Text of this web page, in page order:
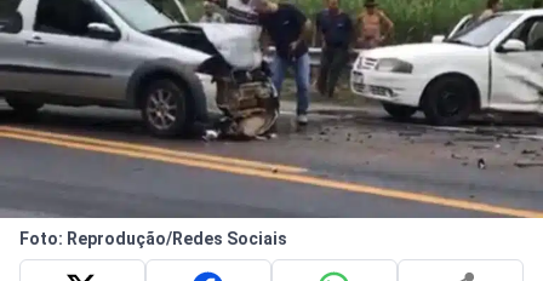
Foto: Reprodução/Redes Sociais